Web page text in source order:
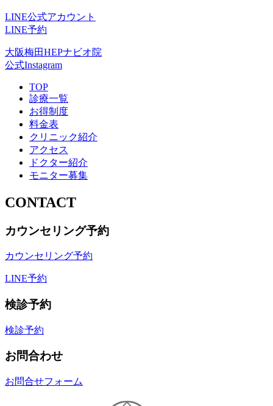
LINE公式アカウント
LINE予約
大阪梅田HEPナビオ院
公式Instagram
TOP
診療一覧
お得制度
料金表
クリニック紹介
アクセス
ドクター紹介
モニター募集
CONTACT
カウンセリング予約
カウンセリング予約
LINE予約
検診予約
検診予約
お問合わせ
お問合せフォーム